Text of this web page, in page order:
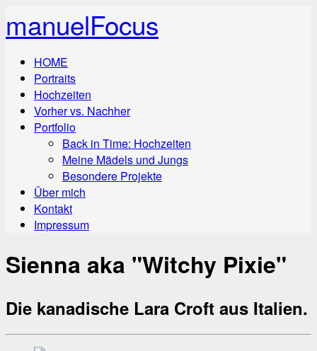
manuelFocus
HOME
Portraits
Hochzeiten
Vorher vs. Nachher
Portfolio
Back in Time: Hochzeiten
Meine Mädels und Jungs
Besondere Projekte
Über mich
Kontakt
Impressum
Sienna aka "Witchy Pixie"
Die kanadische Lara Croft aus Italien.